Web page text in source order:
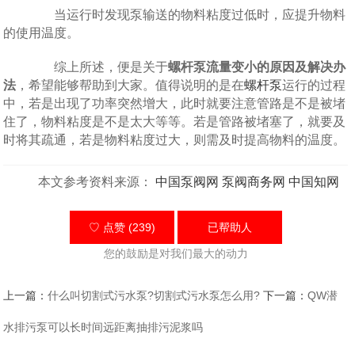
当运行时发现泵输送的物料粘度过低时，应提升物料
的使用温度。
综上所述，便是关于螺杆泵流量变小的原因及解决办
法 ，希望能够帮助到大家。值得说明的是在螺杆泵运行的过程
中，若是出现了功率突然增大，此时就要注意管路是不是被堵
住了，物料粘度是不是太大等等。若是管路被堵塞了，就要及
时将其疏通，若是物料粘度过大，则需及时提高物料的温度。
本文参考资料来源： 中国泵阀网 泵阀商务网 中国知网
♡ 点赞 (239) 已帮助 人
您的鼓励是对我们最大的动力
上一篇：什么叫切割式污水泵?切割式污水泵怎么用? 下一篇：QW潜
水排污泵可以长时间远距离抽排污泥浆吗